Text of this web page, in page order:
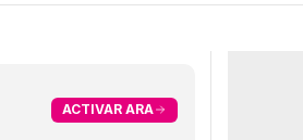
ACTIVAR ARA